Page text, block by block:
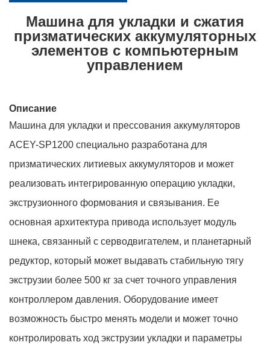
Машина для укладки и сжатия
призматических аккумуляторных
элементов с компьютерным
управлением
Описание
Машина для укладки и прессования аккумуляторов
ACEY-SP1200 специально разработана для
призматических литиевых аккумуляторов и может
реализовать интегрированную операцию укладки,
экструзионного формования и связывания. Ее
основная архитектура привода использует модуль
шнека, связанный с серводвигателем, и планетарный
редуктор, который может выдавать стабильную тягу
экструзии более 500 кг за счет точного управления
контроллером давления. Оборудование имеет
возможность быстро менять модели и может точно
контролировать ход экструзии укладки и параметры